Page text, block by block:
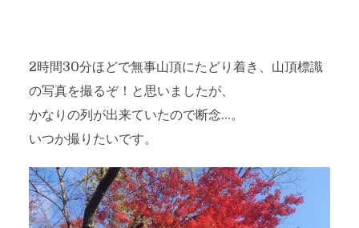
2時間30分ほどで無事山頂にたどり着き、山頂標識
の写真を撮るぞ！と思いましたが、
かなりの列が出来ていたので断念…。
いつか撮りたいです。